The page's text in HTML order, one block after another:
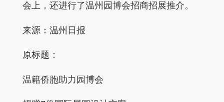
会上，还进行了温州园博会招商招展推介。
来源：温州日报
原标题：
温籍侨胞助力园博会